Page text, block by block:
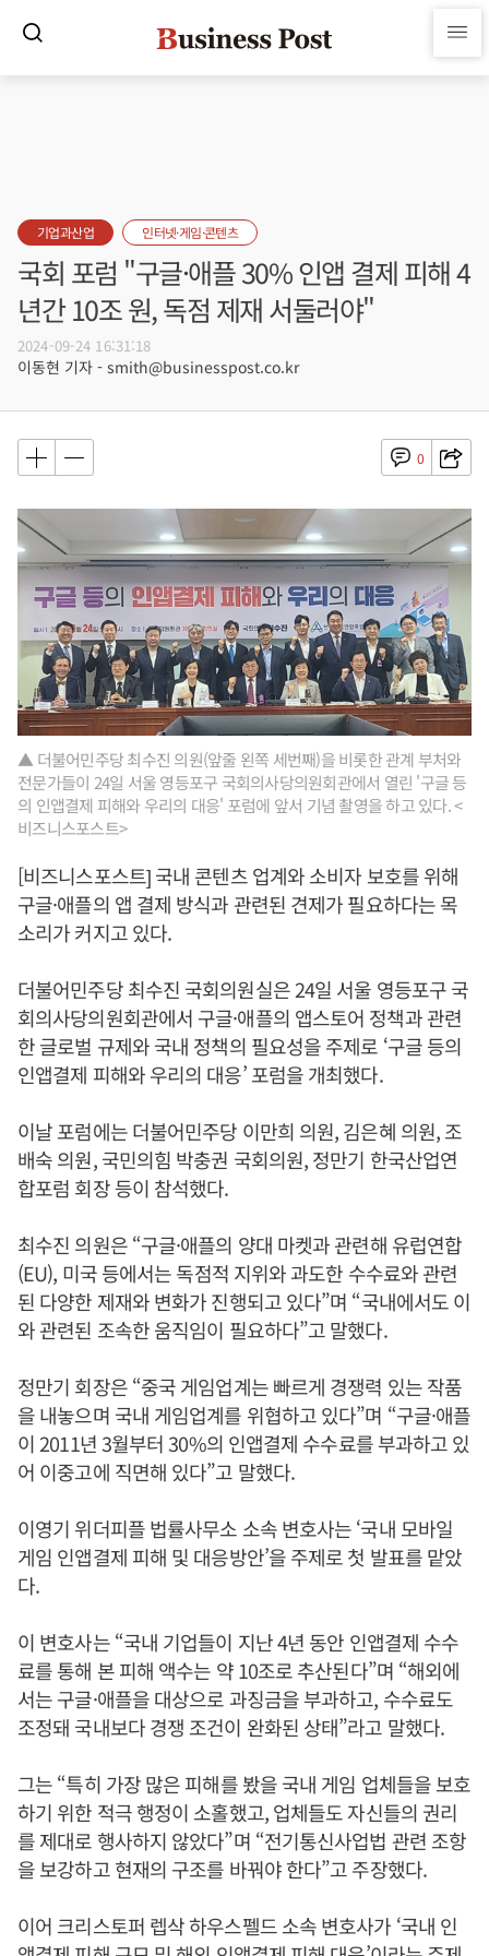
기업과산업 인터넷·게임·콘텐츠
국회 포럼 "구글·애플 30% 인앱 결제 피해 4
년간 10조 원, 독점 제재 서둘러야"
2024-09-24 16:31:18
이동현 기자 - smith@businesspost.co.kr
0
▲ 더불어민주당 최수진 의원(앞줄 왼쪽 세번째)을 비롯한 관계 부처와
전문가들이 24일 서울 영등포구 국회의사당의원회관에서 열린 '구글 등
의 인앱결제 피해와 우리의 대응' 포럼에 앞서 기념 촬영을 하고 있다. <
비즈니스포스트>
[비즈니스포스트] 국내 콘텐츠 업계와 소비자 보호를 위해
구글·애플의 앱 결제 방식과 관련된 견제가 필요하다는 목
소리가 커지고 있다.
더불어민주당 최수진 국회의원실은 24일 서울 영등포구 국
회의사당의원회관에서 구글·애플의 앱스토어 정책과 관련
한 글로벌 규제와 국내 정책의 필요성을 주제로 ‘구글 등의
인앱결제 피해와 우리의 대응’ 포럼을 개최했다.
이날 포럼에는 더불어민주당 이만희 의원, 김은혜 의원, 조
배숙 의원, 국민의힘 박충권 국회의원, 정만기 한국산업연
합포럼 회장 등이 참석했다.
최수진 의원은 “구글·애플의 양대 마켓과 관련해 유럽연합
(EU), 미국 등에서는 독점적 지위와 과도한 수수료와 관련
된 다양한 제재와 변화가 진행되고 있다”며 “국내에서도 이
와 관련된 조속한 움직임이 필요하다”고 말했다.
정만기 회장은 “중국 게임업계는 빠르게 경쟁력 있는 작품
을 내놓으며 국내 게임업계를 위협하고 있다”며 “구글·애플
이 2011년 3월부터 30%의 인앱결제 수수료를 부과하고 있
어 이중고에 직면해 있다”고 말했다.
이영기 위더피플 법률사무소 소속 변호사는 ‘국내 모바일
게임 인앱결제 피해 및 대응방안’을 주제로 첫 발표를 맡았
다.
이 변호사는 “국내 기업들이 지난 4년 동안 인앱결제 수수
료를 통해 본 피해 액수는 약 10조로 추산된다”며 “해외에
서는 구글·애플을 대상으로 과징금을 부과하고, 수수료도
조정돼 국내보다 경쟁 조건이 완화된 상태”라고 말했다.
그는 “특히 가장 많은 피해를 봤을 국내 게임 업체들을 보호
하기 위한 적극 행정이 소홀했고, 업체들도 자신들의 권리
를 제대로 행사하지 않았다”며 “전기통신사업법 관련 조항
을 보강하고 현재의 구조를 바꿔야 한다”고 주장했다.
이어 크리스토퍼 렙삭 하우스펠드 소속 변호사가 ‘국내 인